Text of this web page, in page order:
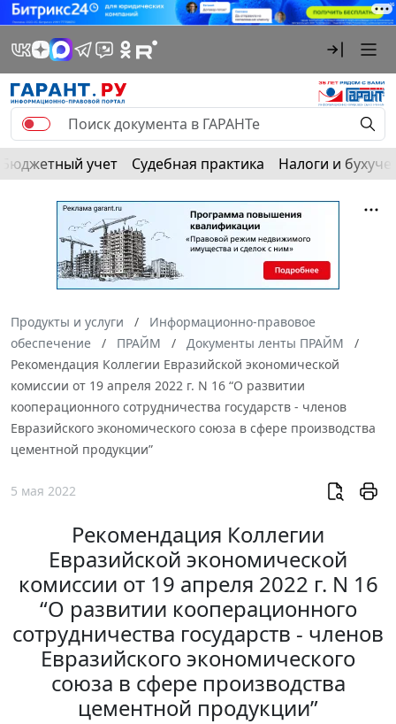
Бюджетный учет Судебная практика Налоги и
Продукты и услуги
Информационно-правовое
обеспечение
ПРАЙМ
Документы ленты ПРАЙМ
Рекомендация Коллегии Евразийской экономической
комиссии от 19 апреля 2022 г. N 16 “О развитии
кооперационного сотрудничества государств - членов
Евразийского экономического союза в сфере производства
цементной продукции”
5 мая 2022
Рекомендация Коллегии
Евразийской экономической
комиссии от 19 апреля 2022 г. N 16
“О развитии кооперационного
сотрудничества государств - членов
Евразийского экономического
союза в сфере производства
цементной продукции”